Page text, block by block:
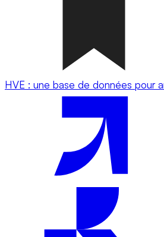
HVE : une base de données pour